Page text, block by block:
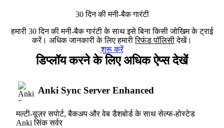
30 दिन की मनी-बैक गारंटी
हमारी 30 दिन की मनी-बैक गारंटी के साथ इसे बिना किसी जोखिम के ट्राई
करें। अधिक जानकारी के लिए हमारीरिफंड पॉलिसीदेखें।
शुरू करें
डिप्लॉय करने के लिए अधिक ऐप्स देखें
Anki Sync Server Enhanced
मल्टी-यूज़र सपोर्ट, बैकअप और वेब डैशबोर्ड के साथ सेल्फ-होस्टेड
Anki सिंक सर्वर